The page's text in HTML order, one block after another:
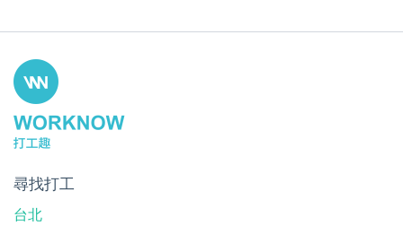
尋找打工
台北